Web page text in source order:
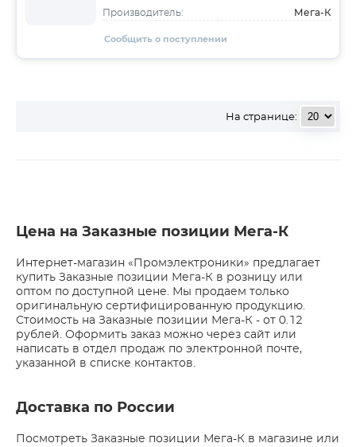
Производитель: Мега-К
Сообщить о поступлении
На странице:
Цена на Заказные позиции Мега-К
Интернет-магазин «Промэлектроники» предлагает
купить Заказные позиции Мега-К в розницу или
оптом по доступной цене. Мы продаем только
оригинальную сертифицированную продукцию.
Стоимость на Заказные позиции Мега-К - от 0.12
рублей. Оформить заказ можно через сайт или
написать в отдел продаж по электронной почте,
указанной в списке контактов.
Доставка по России
Посмотреть Заказные позиции Мега-К в магазине или